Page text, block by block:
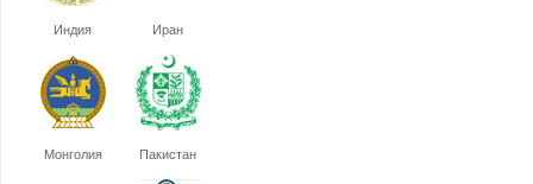
Индия Иран
Монголия Пакистан